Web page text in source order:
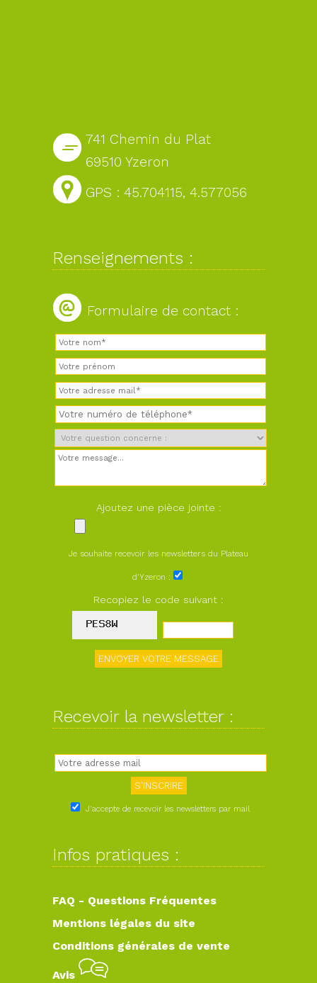
741 Chemin du Plat
69510 Yzeron
GPS : 45.704115, 4.577056
Renseignements :
Formulaire de contact :
Ajoutez une pièce jointe :
Je souhaite recevoir les newsletters du Plateau
d'Yzeron :
Recopiez le code suivant :
Recevoir la newsletter :
J'accepte de recevoir les newsletters par mail
Infos pratiques :
FAQ - Questions Fréquentes
Mentions légales du site
Conditions générales de vente
Avis